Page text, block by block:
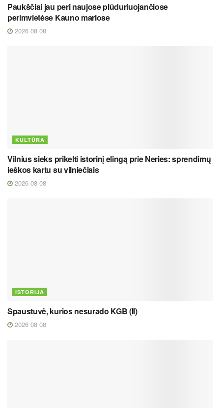
Paukščiai jau peri naujose plūduriuojančiose
perimvietėse Kauno mariose
2026 08 08
KULTŪRA
Vilnius sieks prikelti istorinį elingą prie Neries: sprendimų
ieškos kartu su vilniečiais
2026 08 08
ISTORIJA
Spaustuvė, kurios nesurado KGB (II)
2026 08 08